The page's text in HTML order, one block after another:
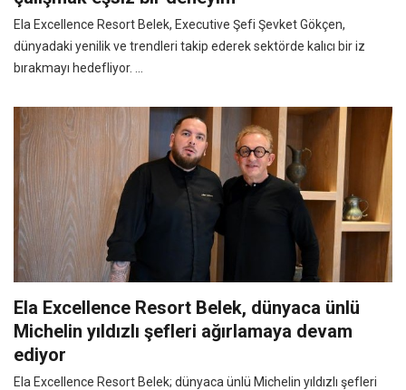
Ela Excellence Resort Belek, Executive Şefi Şevket Gökçen,
dünyadaki yenilik ve trendleri takip ederek sektörde kalıcı bir iz
bırakmayı hedefliyor. ...
Ela Excellence Resort Belek, dünyaca ünlü
Michelin yıldızlı şefleri ağırlamaya devam
ediyor
Ela Excellence Resort Belek; dünyaca ünlü Michelin yıldızlı şefleri